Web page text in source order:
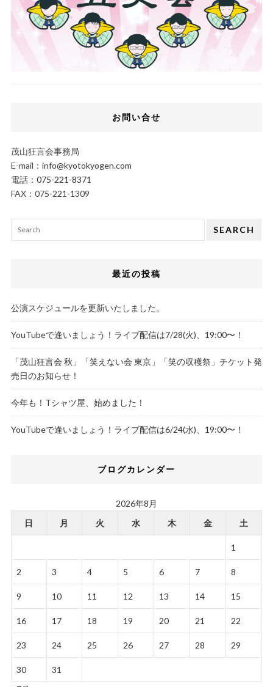
お問い合せ
茂山狂言会事務局
E-mail： info@kyotokyogen.com
電話： 075-221-8371
FAX：075-221-1309
SEARCH
最近の投稿
公演スケジュールを更新いたしました。
YouTubeで逢いましょう！ライブ配信は7/28(火)、19:00〜！
「茂山狂言会 秋」「笑えない会 東京」「笑の収穫祭」チケット発
売日のお知らせ！
今年も！Tシャツ屋、始めました！
YouTubeで逢いましょう！ライブ配信は6/24(水)、19:00〜！
ブログカレンダー
2026年8月
日
月 火 水 木 金 土
1
2 3 4 5 6 7 8
9 10 11 12 13 14 15
16 17 18 19 20 21 22
23 24 25 26 27 28 29
30
31